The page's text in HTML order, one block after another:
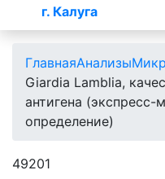
г. Калуга
ГлавнаяАнализы
Giardia Lamblia,
антигена (экспресс-
определение)
49201